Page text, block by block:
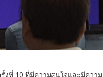
งที่ 10 ที่มีความสนใจและมีความ